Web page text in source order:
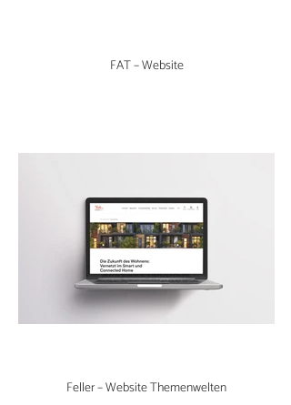
FAT – Website
Feller – Website Themenwelten